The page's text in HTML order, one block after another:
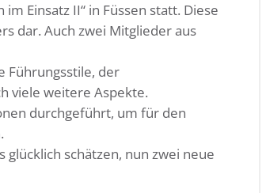
Einsatz II“ in Füssen statt. Diese
dar. Auch zwei Mitglieder aus
Führungsstile, der
viele weitere Aspekte.
durchgeführt, um für den
schätzen, nun zwei neue